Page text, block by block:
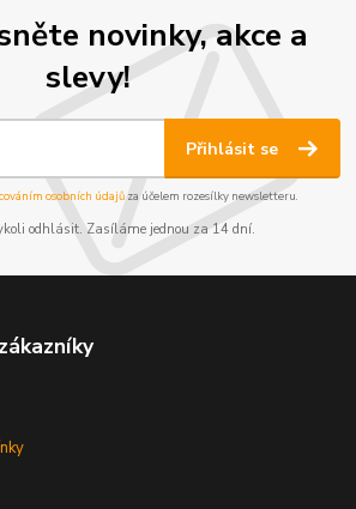
novinky, akce a
slevy!
Přihlásit se
osobních údajůza účelem rozesílky newsletteru.
odhlásit. Zasíláme jednou za 14 dní.